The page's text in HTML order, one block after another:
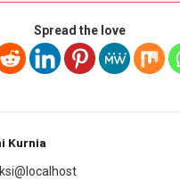
Spread the love
Kurnia